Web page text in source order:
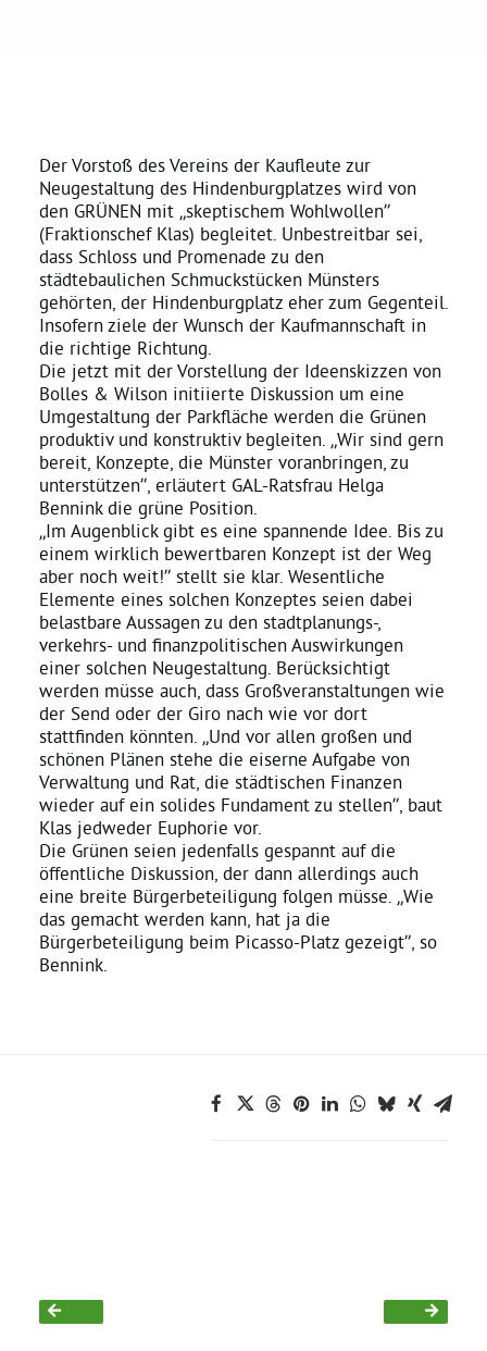
Robin Korte, MdL
Daniel Freund, MdEP
Delegierte
Grüne im Rathaus
Ratsfraktion
Ratsmitglieder 2025 – 2030
Ratsanträge
Fraktionsgeschäftsstelle
Bezirksvertretungen
Aktiv werden
Termine
Arbeitsgruppen
CampusGrün
Der Vorstoß des Vereins der Kaufleute zur
Neugestaltung des Hindenburgplatzes wird von
den GRÜNEN mit „skeptischem Wohlwollen”
(Fraktionschef Klas) begleitet. Unbestreitbar sei,
dass Schloss und Promenade zu den
städtebaulichen Schmuckstücken Münsters
gehörten, der Hindenburgplatz eher zum Gegenteil.
Insofern ziele der Wunsch der Kaufmannschaft in
die richtige Richtung.
Die jetzt mit der Vorstellung der Ideenskizzen von
Bolles & Wilson initiierte Diskussion um eine
Umgestaltung der Parkfläche werden die Grünen
produktiv und konstruktiv begleiten. „Wir sind gern
bereit, Konzepte, die Münster voranbringen, zu
unterstützen”, erläutert GAL-Ratsfrau Helga
Bennink die grüne Position.
„Im Augenblick gibt es eine spannende Idee. Bis zu
einem wirklich bewertbaren Konzept ist der Weg
aber noch weit!” stellt sie klar. Wesentliche
Elemente eines solchen Konzeptes seien dabei
belastbare Aussagen zu den stadtplanungs-,
verkehrs- und finanzpolitischen Auswirkungen
einer solchen Neugestaltung. Berücksichtigt
werden müsse auch, dass Großveranstaltungen wie
der Send oder der Giro nach wie vor dort
stattfinden könnten. „Und vor allen großen und
schönen Plänen stehe die eiserne Aufgabe von
Verwaltung und Rat, die städtischen Finanzen
wieder auf ein solides Fundament zu stellen”, baut
Klas jedweder Euphorie vor.
Die Grünen seien jedenfalls gespannt auf die
öffentliche Diskussion, der dann allerdings auch
eine breite Bürgerbeteiligung folgen müsse. „Wie
das gemacht werden kann, hat ja die
Bürgerbeteiligung beim Picasso-Platz gezeigt”, so
Bennink.